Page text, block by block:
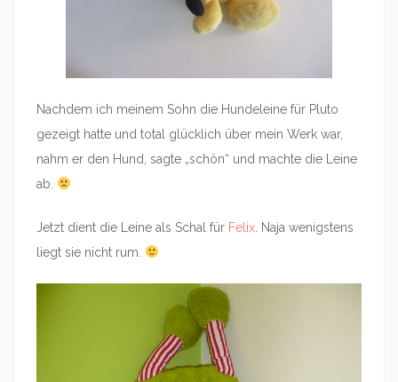
Nachdem ich meinem Sohn die Hundeleine für Pluto
gezeigt hatte und total glücklich über mein Werk war,
nahm er den Hund, sagte „schön“ und machte die Leine
ab.
Jetzt dient die Leine als Schal für Felix . Naja wenigstens
liegt sie nicht rum.